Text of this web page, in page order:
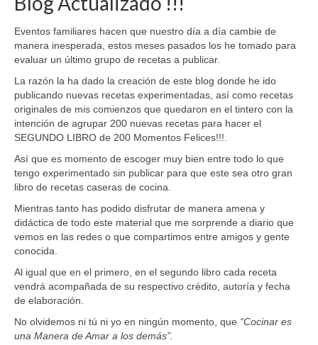
Eventos familiares hacen que nuestro día a día cambie de
manera inesperada, estos meses pasados los he tomado para
evaluar un último grupo de recetas a publicar.
La razón la ha dado la creación de este blog donde he ido
publicando nuevas recetas experimentadas, así como recetas
originales de mis comienzos que quedaron en el tintero con la
intención de agrupar 200 nuevas recetas para hacer el
SEGUNDO LIBRO de 200 Momentos Felices!!!.
Así que es momento de escoger muy bien entre todo lo que
tengo experimentado sin publicar para que este sea otro gran
libro de recetas caseras de cocina.
Mientras tanto has podido disfrutar de manera amena y
didáctica de todo este material que me sorprende a diario que
vemos en las redes o que compartimos entre amigos y gente
conocida.
Al igual que en el primero, en el segundo libro cada receta
vendrá acompañada de su respectivo crédito, autoría y fecha
de elaboración.
No olvidemos ni tú ni yo en ningún momento, que “Cocinar es
una Manera de Amar a los demás”.